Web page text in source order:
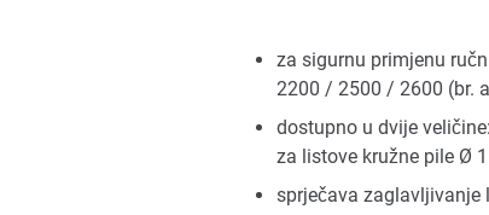
za sigurnu primjenu
2200 / 2500 / 2600 (br.
dostupno u dvije
za listove kružne pile Ø
sprječava zaglavljivanje